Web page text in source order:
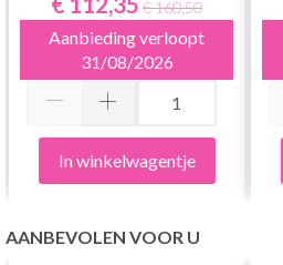
13 CM
€ 160,50
Aanbieding verloopt
31/08/2026
In winkelwagentje
AANBEVOLEN VOOR U